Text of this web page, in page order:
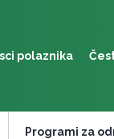
polaznika
Programi za